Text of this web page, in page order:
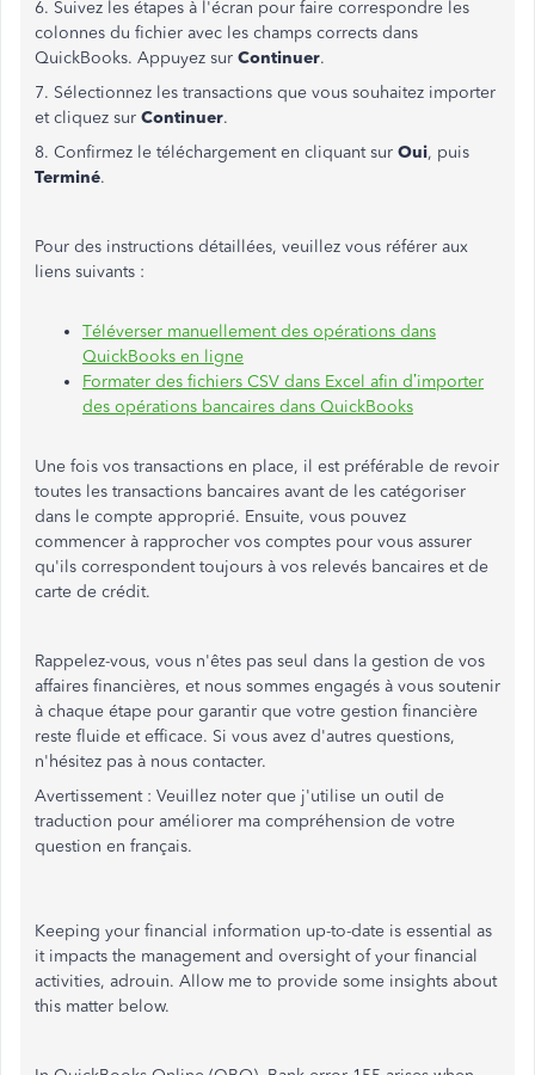
6. Suivez les étapes à l'écran pour faire correspondre les
colonnes du fichier avec les champs corrects dans
QuickBooks. Appuyez sur Continuer.
7. Sélectionnez les transactions que vous souhaitez importer
et cliquez sur Continuer.
8. Confirmez le téléchargement en cliquant sur Oui, puis
Terminé.
Pour des instructions détaillées, veuillez vous référer aux
liens suivants :
Téléverser manuellement des opérations dans
QuickBooks en ligne
Formater des fichiers CSV dans Excel afin d’importer
des opérations bancaires dans QuickBooks
Une fois vos transactions en place, il est préférable de revoir
toutes les transactions bancaires avant de les catégoriser
dans le compte approprié. Ensuite, vous pouvez
commencer à rapprocher vos comptes pour vous assurer
qu'ils correspondent toujours à vos relevés bancaires et de
carte de crédit.
Rappelez-vous, vous n'êtes pas seul dans la gestion de vos
affaires financières, et nous sommes engagés à vous soutenir
à chaque étape pour garantir que votre gestion financière
reste fluide et efficace. Si vous avez d'autres questions,
n'hésitez pas à nous contacter.
Avertissement : Veuillez noter que j'utilise un outil de
traduction pour améliorer ma compréhension de votre
question en français.
Keeping your financial information up-to-date is essential as
it impacts the management and oversight of your financial
activities, adrouin. Allow me to provide some insights about
this matter below.